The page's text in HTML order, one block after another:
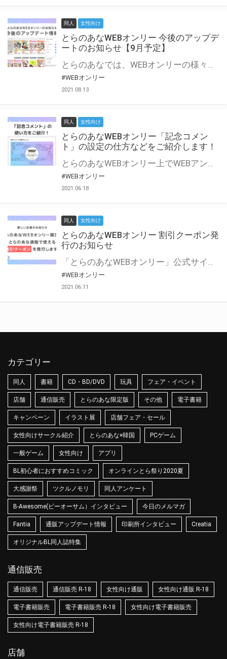
同人 女性向け
とらのあなWEBオンリー 今後のアップデ
ートのお知らせ【9月予定】
とらのあなでは、WEBオンリーの様々な支援を実施しています。 今回は2021年9月に実装を予定しているアップデート情報についてご紹介いたします。 とらのあなWEBオンリーサイトはこちら
#WEBオンリー
2021.08.13
同人 女性向け
とらのあなWEBオンリー「記念コメン
ト」の設定の仕方などをご紹介します！
とらのあなWEBオンリー上でWEBアンソロジーが作成できる「記念コメント」について、その使い方や作成手順を解説します！ 支援タイプを「サークル参加型」「サークル参加型・マルシェ(イベント会場)機能付き」でお申し込みいただいている主催者様はぜひご活用ください♪ とらのあなWEBオンリーサイトはこちら
#WEBオンリー
2021.06.18
同人 女性向け
とらのあなWEBオンリー 割引クーポン発
行のお知らせ
「とらのあなWEBオンリー」公式サイトでとらのあな通販の「割引クーポン」を配布中！ イベントごとに開催当日限定で使える割引クーポンのシリアルコードを発行します。 とらのあなWEBオンリーのページをチェックして、イベント当日にお得にお買い物を楽しみましょう♪ ※本キャンペーンは予告なく終了する場合がございます。 とらのあなWEBオンリーサイトはこちら
#WEBオンリー
2021.06.11
カテゴリー
同人 書籍 CD・BD/DVD 玩具 フェア・イベント
店舗 通信販売 とらのあな限定版 その他 電子書籍
キャンペーン イラスト展 店舗フェア・セール
女性向けサークル紹介 とらのあな×韓国 PCゲーム
一般ゲーム 女性向け アプリ
BL初心者におすすめコミック オンラインとら祭り2020夏
大感謝祭 ツクルノモリ 同人アンケート
B-Awesome(ビーオーサム）インタビュー 今日のメルマガ
Fantia 通販アップデート情報 印刷所インタビュー Creatia
オリジナルBL同人誌特集
通信販売
通信販売 通信販売 R-18 女性向け通販 女性向け通販 R-18
電子書籍販売 電子書籍販売 R-18 女性向け電子書籍販売
女性向け電子書籍販売 R-18
店舗